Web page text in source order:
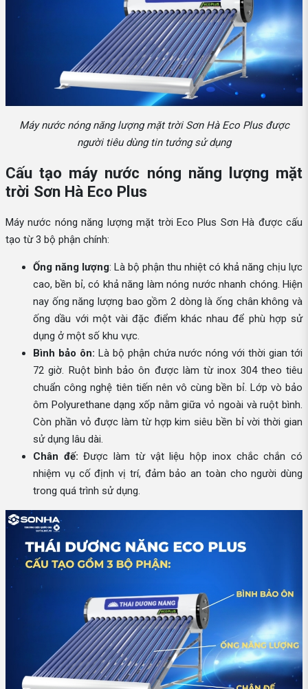
Máy nước nóng năng lượng mặt trời Sơn Hà Eco Plus được
người tiêu dùng tin tưởng sử dụng
Cấu tạo máy nước nóng năng lượng mặt
trời Sơn Hà Eco Plus
Máy nước nóng năng lượng mặt trời Eco Plus Sơn Hà được cấu
tạo từ 3 bộ phận chính:
Ống năng lượng: Là bộ phận thu nhiệt có khả năng chịu lực
cao, bền bỉ, có khả năng làm nóng nước nhanh chóng. Hiện
nay ống năng lượng bao gồm 2 dòng là ống chân không và
ống dầu với một vài đặc điểm khác nhau để phù hợp sử
dụng ở một số khu vực.
Bình bảo ôn: Là bộ phận chứa nước nóng với thời gian tới
72 giờ. Ruột bình bảo ôn được làm từ inox 304 theo tiêu
chuẩn công nghệ tiên tiến nên vô cùng bền bỉ. Lớp vò bảo
ôm Polyurethane dạng xốp nằm giữa vỏ ngoài và ruột bình.
Còn phần vỏ được làm từ hợp kim siêu bền bỉ vời thời gian
sử dụng lâu dài.
Chân đế: Được làm từ vật liệu hộp inox chắc chắn có
nhiệm vụ cố định vị trí, đảm bảo an toàn cho người dùng
trong quá trình sử dụng.